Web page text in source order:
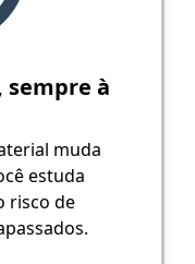
sempre à
muda
estuda
risco de